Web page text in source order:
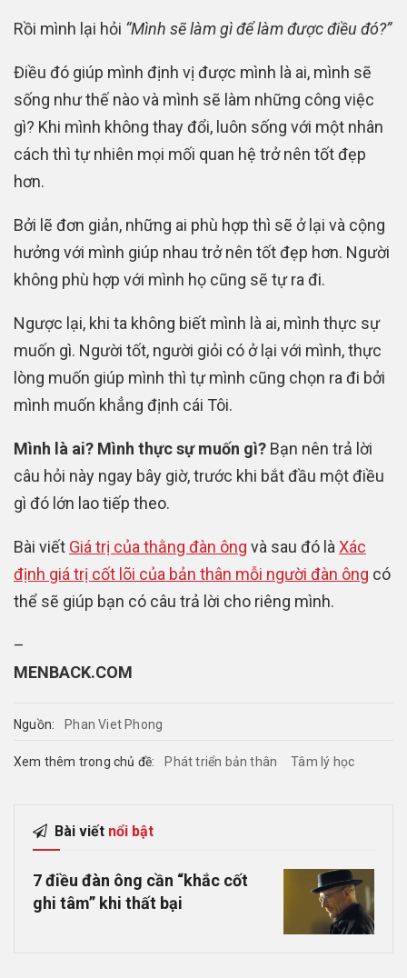
Rồi mình lại hỏi “Mình sẽ làm gì để làm được điều đó?”
Điều đó giúp mình định vị được mình là ai, mình sẽ
sống như thế nào và mình sẽ làm những công việc
gì? Khi mình không thay đổi, luôn sống với một nhân
cách thì tự nhiên mọi mối quan hệ trở nên tốt đẹp
hơn.
Bởi lẽ đơn giản, những ai phù hợp thì sẽ ở lại và cộng
hưởng với mình giúp nhau trở nên tốt đẹp hơn. Người
không phù hợp với mình họ cũng sẽ tự ra đi.
Ngược lại, khi ta không biết mình là ai, mình thực sự
muốn gì. Người tốt, người giỏi có ở lại với mình, thực
lòng muốn giúp mình thì tự mình cũng chọn ra đi bởi
mình muốn khẳng định cái Tôi.
Mình là ai? Mình thực sự muốn gì? Bạn nên trả lời
câu hỏi này ngay bây giờ, trước khi bắt đầu một điều
gì đó lớn lao tiếp theo.
Bài viết Giá trị của thằng đàn ông và sau đó làXác
định giá trị cốt lõi của bản thân mỗi người đàn ông có
thể sẽ giúp bạn có câu trả lời cho riêng mình.
–
MENBACK.COM
Nguồn: Phan Viet Phong
Xem thêm trong chủ đề: Phát triển bản thân Tâm lý học
Bài viết nổi bật
7 điều đàn ông cần “khắc cốt
ghi tâm” khi thất bại